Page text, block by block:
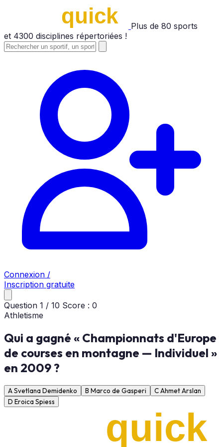
Plus de 80 sports
et 4300 disciplines répertoriées !
Connexion /
Inscription gratuite
Question 1 / 10 Score : 0
Athletisme
Qui a gagné « Championnats d'Europe
de courses en montagne — Individuel »
en 2009 ?
ASvetlana Demidenko B Marco de Gasperi CAhmet Arslan
D Eroica Spiess